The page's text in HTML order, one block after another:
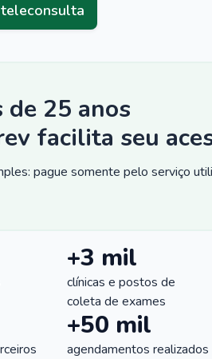
de 25 anos
facilita seu
pague somente pelo serviço
+3 mil
clínicas e postos de
coleta de exames
+50 mil
agendamentos realizados